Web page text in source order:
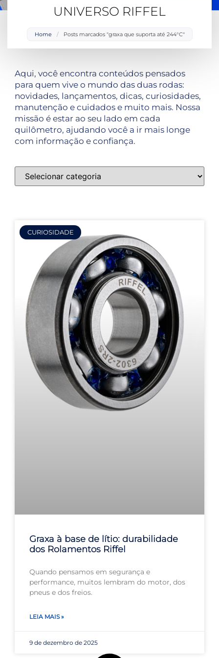
UNIVERSO RIFFEL
Home / Posts marcados "graxa que suporta até 244°C"
Aqui, você encontra conteúdos pensados
para quem vive o mundo das duas rodas:
novidades, lançamentos, dicas, curiosidades,
manutenção e cuidados e muito mais. Nossa
missão é estar ao seu lado em cada
quilômetro, ajudando você a ir mais longe
com informação e confiança.
CURIOSIDADE
Graxa à base de lítio: durabilidade
dos Rolamentos Riffel
Quando pensamos em segurança e
performance, muitos lembram do motor, dos
pneus e dos freios.
LEIA MAIS »
9 de dezembro de 2025